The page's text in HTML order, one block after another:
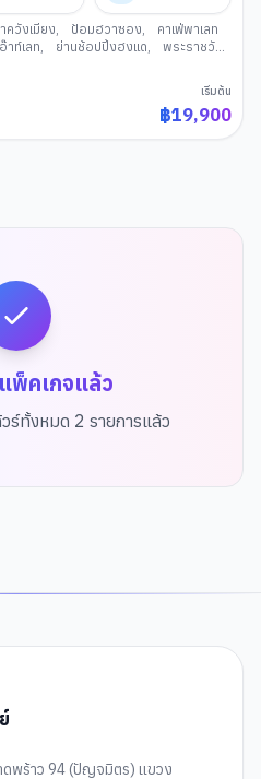
ควังเมียง, ป้อมฮวาซอง,
คาเฟ่พาเลท
าท์เลท, ย่านช้อปปิ้งฮงแด,
พระราชวังถ็
เริ่มต้น
฿19,900
พ็คเกจแล้ว
ร์ทั้งหมด 2 รายการแล้ว
ดพร้าว 94 (ปัญจมิตร) แขวง